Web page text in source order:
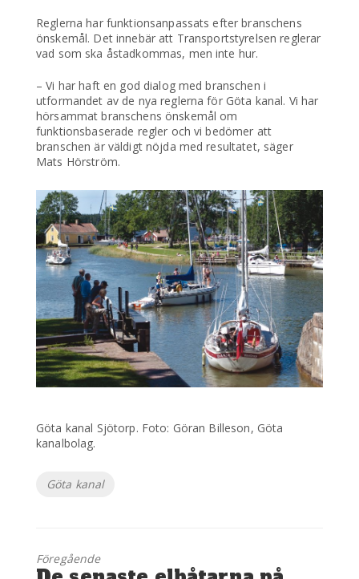
Reglerna har funktionsanpassats efter branschens
önskemål. Det innebär att Transportstyrelsen reglerar
vad som ska åstadkommas, men inte hur.
– Vi har haft en god dialog med branschen i
utformandet av de nya reglerna för Göta kanal. Vi har
hörsammat branschens önskemål om
funktionsbaserade regler och vi bedömer att
branschen är väldigt nöjda med resultatet, säger
Mats Hörström.
Göta kanal Sjötorp. Foto: Göran Billeson, Göta
kanalbolag.
Etiketter
Göta kanal
Föregående
Föregående